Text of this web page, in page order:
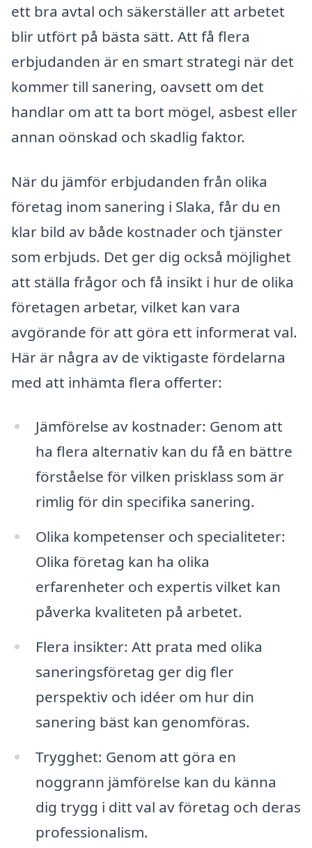
ett bra avtal och säkerställer att arbetet
blir utfört på bästa sätt. Att få flera
erbjudanden är en smart strategi när det
kommer till sanering, oavsett om det
handlar om att ta bort mögel, asbest eller
annan oönskad och skadlig faktor.
När du jämför erbjudanden från olika
företag inom sanering i Slaka, får du en
klar bild av både kostnader och tjänster
som erbjuds. Det ger dig också möjlighet
att ställa frågor och få insikt i hur de olika
företagen arbetar, vilket kan vara
avgörande för att göra ett informerat val.
Här är några av de viktigaste fördelarna
med att inhämta flera offerter:
Jämförelse av kostnader: Genom att
ha flera alternativ kan du få en bättre
förståelse för vilken prisklass som är
rimlig för din specifika sanering.
Olika kompetenser och specialiteter:
Olika företag kan ha olika
erfarenheter och expertis vilket kan
påverka kvaliteten på arbetet.
Flera insikter: Att prata med olika
saneringsföretag ger dig fler
perspektiv och idéer om hur din
sanering bäst kan genomföras.
Trygghet: Genom att göra en
noggrann jämförelse kan du känna
dig trygg i ditt val av företag och deras
professionalism.